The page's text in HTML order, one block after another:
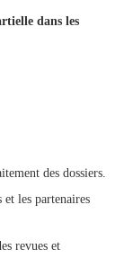
dans les
des dossiers.
les partenaires
revues et